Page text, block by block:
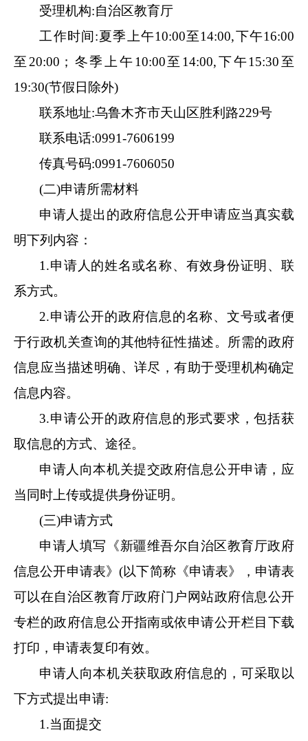
受理机构:自治区教育厅
工作时间 :夏季上午10:00至14:00,下午16:00
至 20:00 ； 冬季上午10:00至 14:00,下午15:30至
19:30(节假日除外)
联系地址:乌鲁木齐市天山区胜利路229号
联系电话:0991-7606199
传真号码:0991-7606050
(二)申请所需材料
申请人提出的政府信息公开申请应当真实载
明下列内容 ：
1.申请人的姓名或名称、有效身份证明、联
系方式。
2.申请公开的政府信息的名称、文号或者便
于行政机关查询的其他特征性描述。所需的政府
信息应当描述明确、详尽，有助于受理机构确定
信息内容。
3.申请公开的政府信息的形式要求，包括获
取信息的方式、途径。
申请人向本机关提交政府信息公开申请，应
当同时上传或提供身份证明。
(三)申请方式
申请人填写《新疆维吾尔自治区教育厅政府
信息公开申请表》(以下简称《申请表》
， 申请表
可以在自治区教育厅政府门户网站政府信息公开
专栏的政府信息公开指南或依申请公开栏目下载
打印，申请表复印有效。
申请人向本机关获取政府信息的，可采取以
下方式提出申请:
1.当面提交